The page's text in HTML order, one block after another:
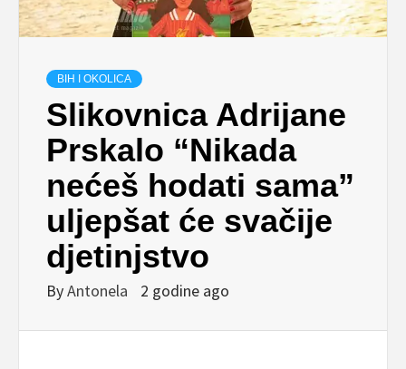
BIH I OKOLICA
Slikovnica Adrijane
Prskalo “Nikada
nećeš hodati sama”
uljepšat će svačije
djetinjstvo
ByAntonela 2 godine ago